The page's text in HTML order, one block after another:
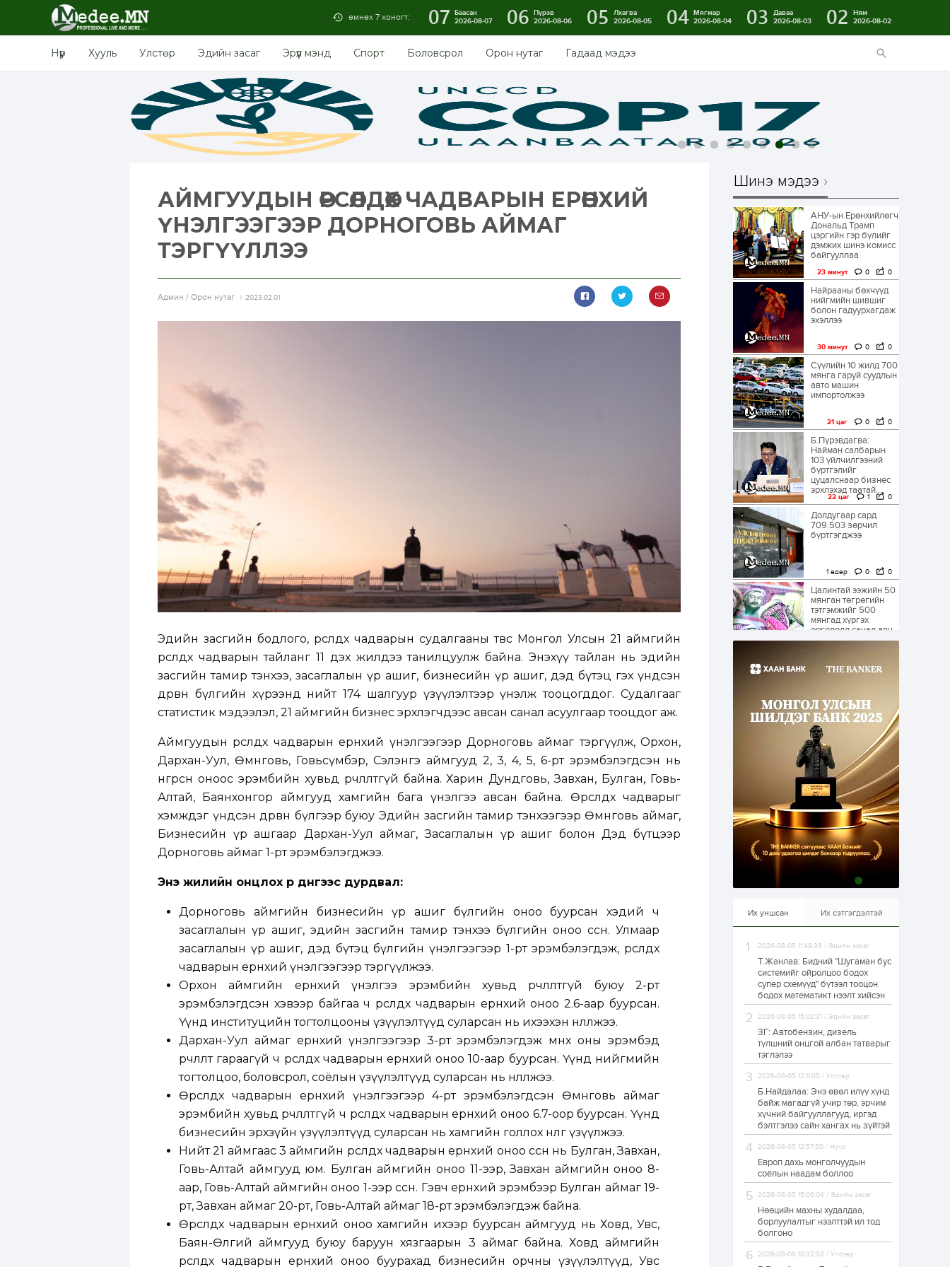
өмнөх 7 хоногт: 07 Баасан
2026-08-07
06 Пүрэв
2026-08-06
05
Лхагва
2026-08-05
04 Мягмар
2026-08-04
03
Даваа
2026-08-03
02
Ням
2026-08-02
Нүүр Хууль Улстөр Эдийн засаг Эрүүл мэнд Спорт Боловсрол Орон нутаг Гадаад мэдээ
АЙМГУУДЫН ӨРСӨЛДӨХ ЧАДВАРЫН ЕРӨНХИЙ
ҮНЭЛГЭЭГЭЭР ДОРНОГОВЬ АЙМАГ
ТЭРГҮҮЛЛЭЭ
Aдмин / Орон нутаг 2023.02.01
Эдийн засгийн бодлого, өрсөлдөх чадварын судалгааны төвөөс Монгол Улсын 21 аймгийн
өрсөлдөх чадварын тайланг 11 дэх жилдээ танилцуулж байна. Энэхүү тайлан нь эдийн
засгийн тамир тэнхээ, засаглалын үр ашиг, бизнесийн үр ашиг, дэд бүтэц гэх үндсэн
дөрвөн бүлгийн хүрээнд нийт 174 шалгуур үзүүлэлтээр үнэлж тооцогддог. Судалгааг
статистик мэдээлэл, 21 аймгийн бизнес эрхлэгчдээс авсан санал асуулгаар тооцдог аж.
Аймгуудын өрсөлдөх чадварын ерөнхий үнэлгээгээр Дорноговь аймаг тэргүүлж, Орхон,
Дархан-Уул, Өмнөговь, Говьсүмбэр, Сэлэнгэ аймгууд 2, 3, 4, 5, 6-рт эрэмбэлэгдсэн нь
өнгөрсөн оноос эрэмбийн хувьд өөрчлөлтгүй байна. Харин Дундговь, Завхан, Булган, Говь-
Алтай, Баянхонгор аймгууд хамгийн бага үнэлгээ авсан байна. Өрсөлдөх чадварыг
хэмждэг үндсэн дөрвөн бүлгээр буюу Эдийн засгийн тамир тэнхээгээр Өмнөговь аймаг,
Бизнесийн үр ашгаар Дархан-Уул аймаг, Засаглалын үр ашиг болон Дэд бүтцээр
Дорноговь аймаг 1-рт эрэмбэлэгджээ.
Энэ жилийн онцлох үр дүнгээс дурдвал:
Дорноговь аймгийн бизнесийн үр ашиг бүлгийн оноо буурсан хэдий ч
засаглалын үр ашиг, эдийн засгийн тамир тэнхээ бүлгийн оноо өссөн. Улмаар
засаглалын үр ашиг, дэд бүтэц бүлгийн үнэлгээгээр 1-рт эрэмбэлэгдэж, өрсөлдөх
чадварын ерөнхий үнэлгээгээр тэргүүлжээ.
Орхон аймгийн ерөнхий үнэлгээ эрэмбийн хувьд өөрчлөлтгүй буюу 2-рт
эрэмбэлэгдсэн хэвээр байгаа ч өрсөлдөх чадварын ерөнхий оноо 2.6-аар буурсан.
Үүнд институцийн тогтолцооны үзүүлэлтүүд суларсан нь ихээхэн нөлөөлжээ.
Дархан-Уул аймаг ерөнхий үнэлгээгээр 3-рт эрэмбэлэгдэж өмнөх оны эрэмбэд
өөрчлөлт гараагүй ч өрсөлдөх чадварын ерөнхий оноо 10-аар буурсан. Үүнд нийгмийн
тогтолцоо, боловсрол, соёлын үзүүлэлтүүд суларсан нь нөлөөлжээ.
Өрсөлдөх чадварын ерөнхий үнэлгээгээр 4-рт эрэмбэлэгдсэн Өмнөговь аймаг
эрэмбийн хувьд өөрчлөлтгүй ч өрсөлдөх чадварын ерөнхий оноо 6.7-оор буурсан. Үүнд
бизнесийн эрхзүйн үзүүлэлтүүд суларсан нь хамгийн голлох нөлөөг үзүүлжээ.
Нийт 21 аймгаас 3 аймгийн өрсөлдөх чадварын ерөнхий оноо өссөн нь Булган, Завхан,
Говь-Алтай аймгууд юм. Булган аймгийн оноо 11-ээр, Завхан аймгийн оноо 8-
аар, Говь-Алтай аймгийн оноо 1-ээр өссөн. Гэвч ерөнхий эрэмбээр Булган аймаг 19-
рт, Завхан аймаг 20-рт, Говь-Алтай аймаг 18-рт эрэмбэлэгдэж байна.
Өрсөлдөх чадварын ерөнхий оноо хамгийн ихээр буурсан аймгууд нь Ховд, Увс,
Баян-Өлгий аймгууд буюу баруун хязгаарын 3 аймаг байна. Ховд аймгийн
өрсөлдөх чадварын ерөнхий оноо буурахад бизнесийн орчны үзүүлэлтүүд, Увс
Шинэ мэдээ
АНУ-ын Ерөнхийлөгч
Дональд Трамп
цэргийн гэр бүлийг
дэмжих шинэ комисс
байгууллаа
23 минут 0 0
Найрааны бөхчүүд
нийгмийн шившиг
болон гадуурхагдаж
эхэллээ
30 минут 0 0
Сүүлийн 10 жилд 700
мянга гаруй суудлын
авто машин
импортолжээ
21 цаг 0 0
Б.Пүрэвдагва:
Найман салбарын
103 үйлчилгээний
бүртгэлийг
цуцалснаар бизнес
эрхлэхэд таатай...
22 цаг 1 0
Долдугаар сард
709.503 зөрчил
бүртгэгджээ
1 өдөр 0 0
Цалинтай ээжийн 50
мянган төгрөгийн
тэтгэмжийг 500
мянгад хүргэх
өргөдөлд санал авч
эхэлжээ
Б.Түмэн-Өлзий: Олон
улсад хуримтлуулсан
орныхоо хөгжилд
зориулна
1 өдөр 0 0
Алтны үнэ дөрвөн
улирал дараалан
өсөж байна
1 өдөр 0 0
Худалдагч
Н.Амарзаяа:
Дэлгүүрийн 32
хуудастай өрийн
дэвтэр долоо хоногт
л дүүрдэг
Б.Хулан дэлхийн
1 өдөр 0
Р.Даваадорж: Энэ
намрын экспортын
орлого Монголд
боломж олгож болох
юм
1 өдөр 0
Автомашины улсын
дугаар сондгой
авна
1 өдөр 0 0
Н.Номтойбаяр:
Аймгуудад
тулгамдаж буй
асуудлуудыг долоо
газрын...
1 өдөр
УИХ-ын дарга
С.Бямбацогт төрийг
төлөөлөн Сутай
хайрхны тэнгэрийг
тахилгад оролцлоо
Их уншсан Их сэтгэгдэлтэй
2026-08-05 11:49:38 / Эдийн засаг
Т.Жанлав: Бидний "Шугаман бус
системийг ойролцоо бодох
супер схемүүд" бүтээл тооцон
бодох математикт нээлт хийсэн
2026-08-05 15:02:31 / Эдийн засаг
ЗГ: Автобензин, дизель
түлшний онцгой албан татварыг
тэглэлээ
2026-08-05 12:11:05 / Улстөр
Б.Найдалаа: Энэ өвөл илүү хүнд
байж магадгүй учир төр, эрчим
хүчний байгууллагууд, иргэд
бэлтгэлээ сайн хангах нь зүйтэй
2026-08-05 12:57:50 / Нүүр
Европ дахь монголчуудын
соёлын наадам боллоо
2026-08-05 15:06:04 / Эдийн засаг
Нөөцийн махны худалдаа,
борлуулалтыг нээлттэй ил тод
болгоно
2026-08-06 10:32:53 / Улстөр